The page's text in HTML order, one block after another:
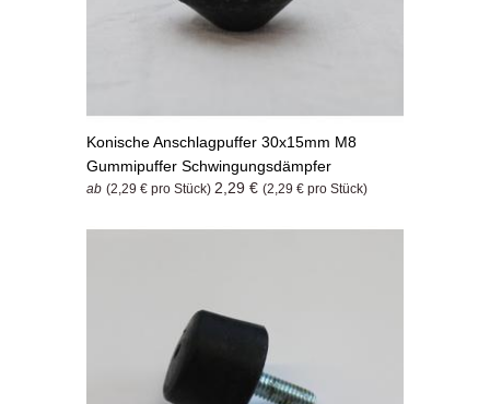
Konische Anschlagpuffer 30x15mm M8
Gummipuffer Schwingungsdämpfer
ab (2,29 € pro Stück) 2,29 € (2,29 € pro Stück)